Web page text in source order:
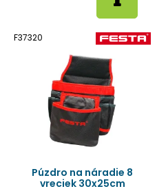
F37320
Púzdro na náradie 8
vreciek 30x25cm